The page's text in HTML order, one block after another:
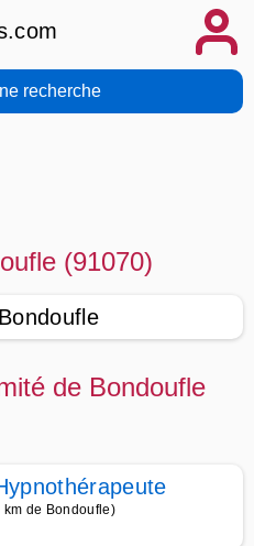
recherche
(91070)
de Bondoufle
de Bondoufle)